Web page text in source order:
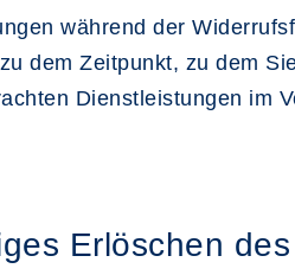
während der
dem Zeitpunkt, zu dem
Dienstleistungen im
Erlöschen